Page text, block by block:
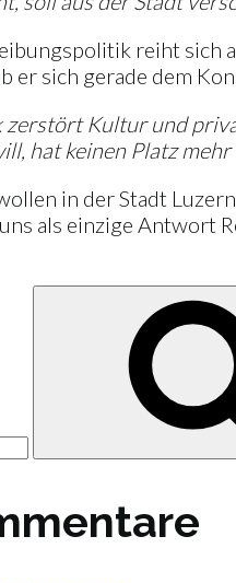
reiht sich
er sich gerade dem
zerstört Kultur und
hat keinen Platz mehr
in der Stadt
als einzige Antwort